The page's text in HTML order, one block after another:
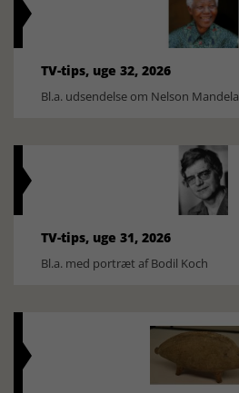
TV-tips, uge 32, 2026
Bl.a. udsendelse om Nelson Mandela
TV-tips, uge 31, 2026
Bl.a. med portræt af Bodil Koch